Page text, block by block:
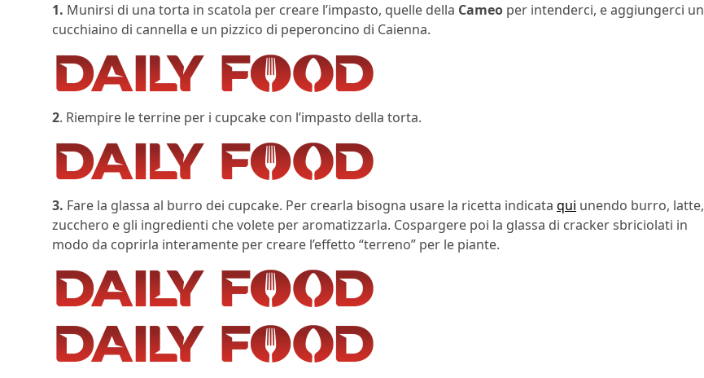
1. Munirsi di una torta in scatola per creare l’impasto, quelle della Cameo per intenderci, e aggiungerci un
cucchiaino di cannella e un pizzico di peperoncino di Caienna.
2. Riempire le terrine per i cupcake con l’impasto della torta.
3. Fare la glassa al burro dei cupcake. Per crearla bisogna usare la ricetta indicata qui unendo burro, latte,
zucchero e gli ingredienti che volete per aromatizzarla. Cospargere poi la glassa di cracker sbriciolati in
modo da coprirla interamente per creare l’effetto “terreno” per le piante.